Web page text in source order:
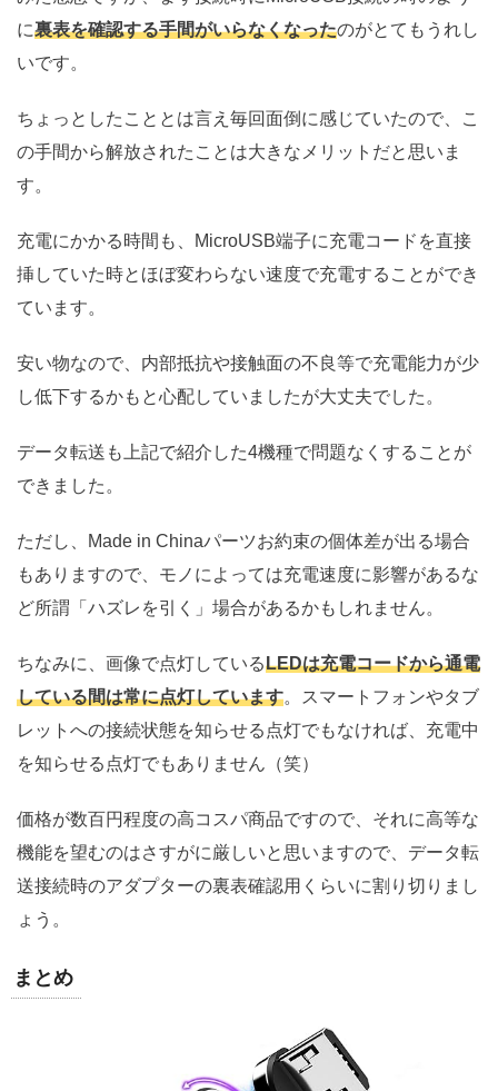
に裏表を確認する手間がいらなくなったのがとてもうれし
いです。
ちょっとしたこととは言え毎回面倒に感じていたので、こ
の手間から解放されたことは大きなメリットだと思いま
す。
充電にかかる時間も、MicroUSB端子に充電コードを直接
挿していた時とほぼ変わらない速度で充電することができ
ています。
安い物なので、内部抵抗や接触面の不良等で充電能力が少
し低下するかもと心配していましたが大丈夫でした。
データ転送も上記で紹介した4機種で問題なくすることが
できました。
ただし、Made in Chinaパーツお約束の個体差が出る場合
もありますので、モノによっては充電速度に影響があるな
ど所謂「ハズレを引く」場合があるかもしれません。
ちなみに、画像で点灯しているLEDは充電コードから通電
している間は常に点灯しています。スマートフォンやタブ
レットへの接続状態を知らせる点灯でもなければ、充電中
を知らせる点灯でもありません（笑）
価格が数百円程度の高コスパ商品ですので、それに高等な
機能を望むのはさすがに厳しいと思いますので、データ転
送接続時のアダプターの裏表確認用くらいに割り切りまし
ょう。
まとめ